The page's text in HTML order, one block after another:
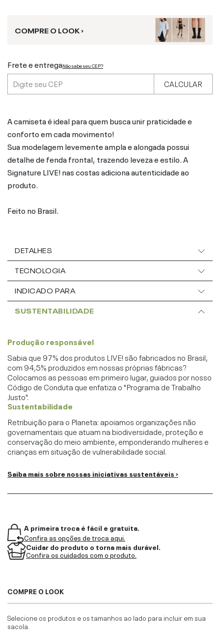
COMPRE O LOOK ›
Frete e entregaNão sabe seu CEP?
CALCULAR
A camiseta é ideal para quem busca unir praticidade e
conforto em cada movimento!
Sua modelagem levemente ampla e alongada possui
detalhe de fenda frontal, trazendo leveza e estilo. A
Signature LIVE! nas costas adiciona autenticidade ao
produto.
Feito no Brasil.
DETALHES
TECNOLOGIA
INDICADO PARA
SUSTENTABILIDADE
Produção responsável
Sabia que 97% dos produtos LIVE! são fabricados no Brasil,
com 94,5% produzidos em nossas próprias fábricas?
Colocamos as pessoas em primeiro lugar, guiados por nosso
Código de Conduta que enfatiza o "Programa de Trabalho
Justo".
Sustentabilidade
Retribuição para o Planeta: apoiamos organizações não
governamentais que atuam na biodiversidade, proteção e
conservação do meio ambiente, emponderando mulheres e
crianças em situação de vulnerabilidade social.
Saiba mais sobre nossas iniciativas sustentáveis ›
A primeira troca é fácil e gratuita.
Confira as opções de troca aqui.
Cuidar do produto o torna mais durável.
Confira os cuidados com o produto.
COMPRE O LOOK
Selecione os produtos e os tamanhos ao lado para incluir em sua
sacola.